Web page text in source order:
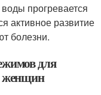
прогревается
активное развитие
болезни.
для
женщин